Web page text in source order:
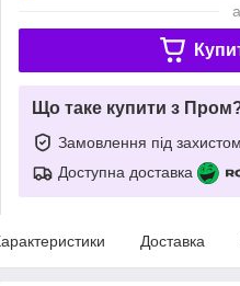
Що таке купити з
Замовлення під захистом
Доступна доставка
Доставка